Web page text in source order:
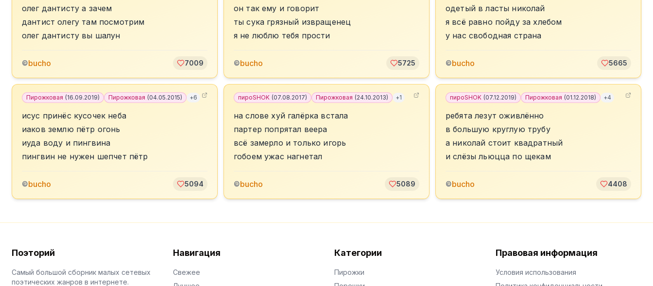
олег дантисту а зачем
дантист олегу там посмотрим
олег дантисту вы шалун
©bucho 7009
он так ему и говорит
ты сука грязный извращенец
я не люблю тебя прости
©bucho 5725
одетый в ласты николай
я всё равно пойду за хлебом
у нас свободная страна
©bucho 5665
Пирожковая (16.09.2019) Пирожковая (04.05.2015) +6
исус принёс кусочек неба
иаков землю пётр огонь
иуда воду и пингвина
пингвин не нужен шепчет пётр
©bucho 5094
пироSHOK (07.08.2017) Пирожковая (24.10.2013) +1
на слове хуй галёрка встала
партер попрятал веера
всё замерло и только игорь
гобоем ужас нагнетал
©bucho 5089
пироSHOK (07.12.2019) Пирожковая (01.12.2018) +4
ребята лезут оживлённо
в большую круглую трубу
а николай стоит квадратный
и слёзы льюцца по щекам
©bucho 4408
Поэторий
Самый большой сборник малых сетевых
поэтических жанров в интернете.
Навигация
Свежее
Категории
Пирожки
Правовая информация
Условия использования